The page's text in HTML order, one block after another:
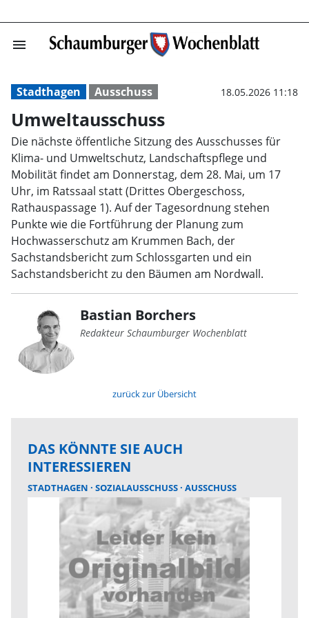
menu
Stadthagen Ausschuss 18.05.2026 11:18
Umweltausschuss
Die nächste öffentliche Sitzung des Ausschusses für
Klima- und Umweltschutz, Landschaftspflege und
Mobilität findet am Donnerstag, dem 28. Mai, um 17
Uhr, im Ratssaal statt (Drittes Obergeschoss,
Rathauspassage 1). Auf der Tagesordnung stehen
Punkte wie die Fortführung der Planung zum
Hochwasserschutz am Krummen Bach, der
Sachstandsbericht zum Schlossgarten und ein
Sachstandsbericht zu den Bäumen am Nordwall.
Bastian Borchers
Redakteur Schaumburger Wochenblatt
zurück zur Übersicht
DAS KÖNNTE SIE AUCH
INTERESSIEREN
STADTHAGEN SOZIALAUSSCHUSS AUSSCHUSS